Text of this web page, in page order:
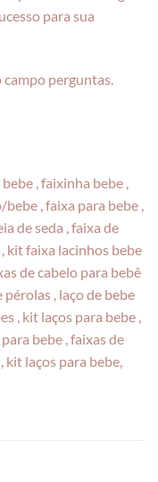
para sua
perguntas.
, faixinha bebe ,
, faixa para bebe ,
de seda , faixa de
kit faixa lacinhos bebe
de cabelo para bebê
, laço de bebe
, kit laços para bebe ,
bebe , faixas de
kit laços para bebe,